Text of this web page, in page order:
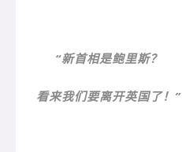
“新首相是鲍里斯？
看来我们要离开英国了！”